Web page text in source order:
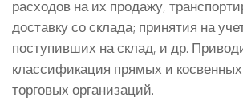
расходов на их продажу,
доставку со склада; принятия на
поступивших на склад, и др.
классификация прямых и
торговых организаций.